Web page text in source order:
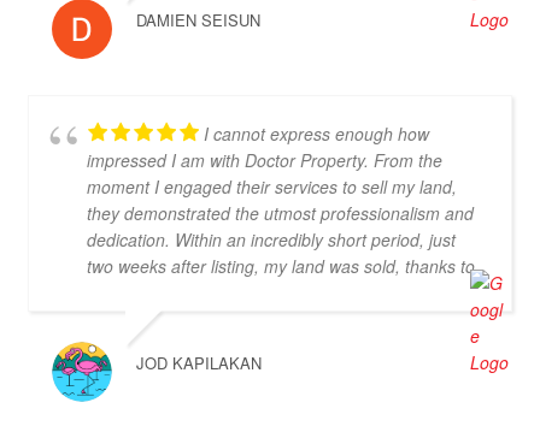
DAMIEN SEISUN
I cannot express enough how
impressed I am with Doctor Property. From the
moment I engaged their services to sell my land,
they demonstrated the utmost professionalism and
dedication. Within an incredibly short period, just
two weeks after listing, my land was sold, thanks to
the transaction. I want to extend a special thank
you to Chal, who took stunning photos of my land,
showcasing its best features and attracting
potential buyers. Cherry was also instrumental in
JOD KAPILAKAN